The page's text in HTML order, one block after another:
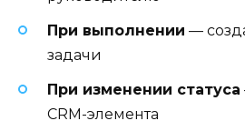
При выполнении —
задачи
При изменении статуса
CRM-элемента